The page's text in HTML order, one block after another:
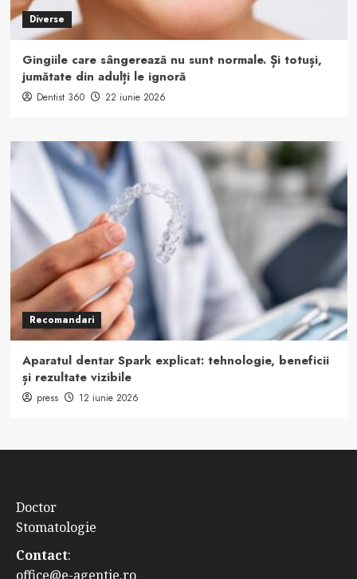
Diverse
Gingiile care sângerează nu sunt normale. Și totuși,
jumătate din adulți le ignoră
Dentist 360 22 iunie 2026
Recomandari
Aparatul dentar Spark explicat: tehnologie, beneficii
și rezultate vizibile
press 12 iunie 2026
Doctor
Stomatologie
Contact:
office@e-agentie.ro